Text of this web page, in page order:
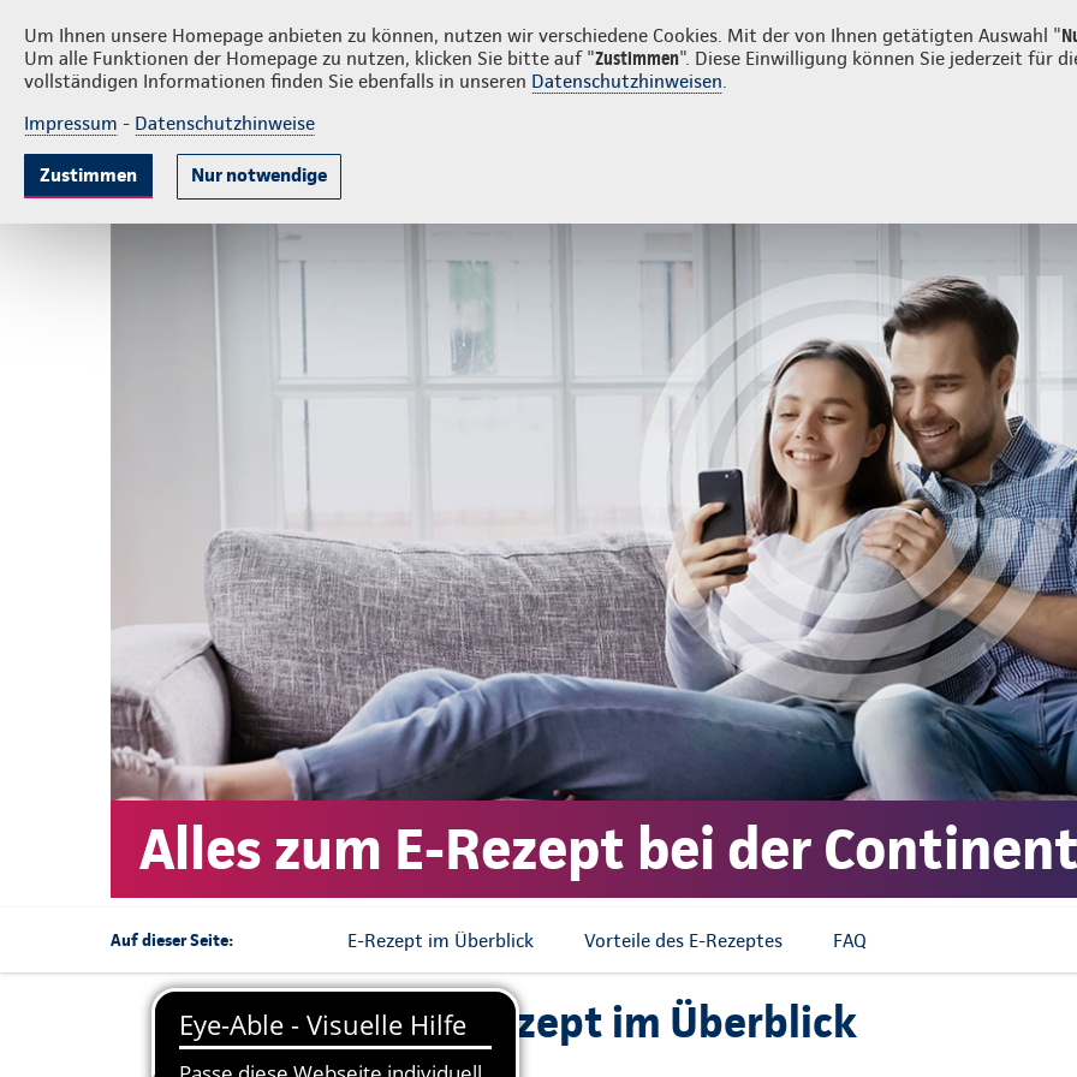
Um Ihnen unsere Homepage anbieten zu können, nutzen wir verschiedene Cookies. Mit der von Ihnen getätigten Auswahl "
Um alle Funktionen der Homepage zu nutzen, klicken Sie bitte auf "Zustimmen". Diese Einwilligung können Sie jederzeit für
vollständigen Informationen finden Sie ebenfalls in unseren Datenschutzhinweisen.
Impressum - Datenschutzhinweise
Zustimmen Nur notwendige
Krankenversicherung
Privatkunden Firmenkunden Über uns Karriere
Aktuelles
Alles zum E-Rezept bei der
Auf dieser Seite: E-Rezept im Überblick Vorteile des E-Rezeptes FAQ
Das E-Rezept im Überblick